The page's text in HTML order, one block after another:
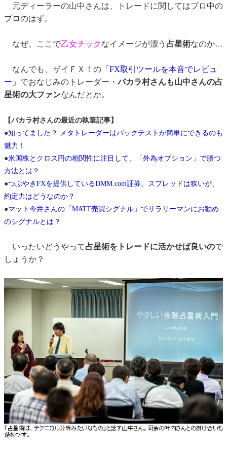
元ディーラーの山中さんは、トレードに関してはプロ中の
プロのはず。
なぜ、ここで乙女チックなイメージが漂う 占星術なのか…
なんでも、ザイＦＸ！の 「FX取引ツールを本音でレビュ
ー」 でおなじみのトレーダー・バカラ村さんも山中さんの占
星術の大ファンなんだとか。
【バカラ村さんの最近の執筆記事】
●知ってました？ メタトレーダーはバックテストが簡単にできるのも
魅力！
●米国株とクロス円の相関性に注目して、「外為オプション」で勝つ
方法とは？
●つぶやきFXを提供しているDMM.com証券。スプレッドは狭いが、
約定力はどうなのか？
●マット今井さんの「MATT売買シグナル」でサラリーマンにお勧め
のシグナルとは？
いったいどうやって占星術をトレードに活かせば良いので
しょうか？